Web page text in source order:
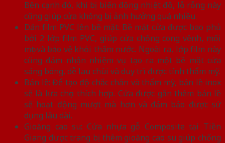
Bên cạnh đó, khi bị biến động nhiệt độ, lỗ rỗng này
cũng giúp cửa không bị ảnh hưởng quá nhiều.
Dán film PVC lên bề mặt: Bề mặt cửa được bao phủ
bởi 2 lớp film PVC, giúp cửa chống cong vênh, mối
mọt và bảo vệ khỏi thấm nước. Ngoài ra, lớp film này
cũng đảm nhận nhiệm vụ tạo ra một bề mặt cửa
sáng bóng, dễ lau chùi và duy trì được tính thẩm mỹ.
Bản lề: Để tạo độ chắc chắn và thẩm mỹ, bản lề inox
sẽ là lựa chọn thích hợp. Cửa được gắn thêm bản lề
sẽ hoạt động mượt mà hơn và đảm bảo được sử
dụng lâu dài.
Gioăng cao su: Cửa nhựa gỗ Composite tại Tiền
Giang được trang bị thêm gioăng cao su giúp chống